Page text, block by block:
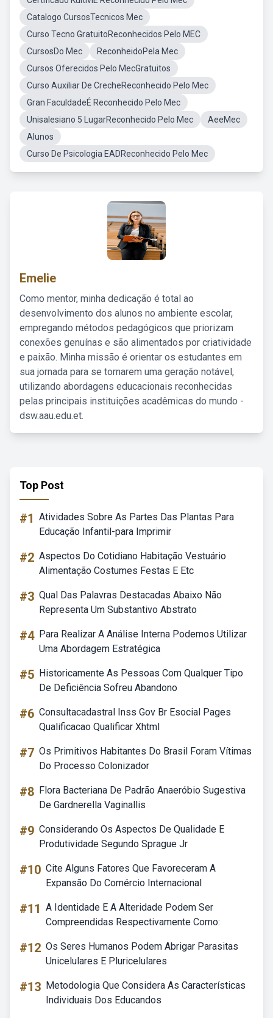
Catalogo CursosTecnicos Mec
Curso Tecno GratuitoReconhecidos Pelo MEC
CursosDo Mec
ReconheidoPela Mec
Cursos Oferecidos Pelo MecGratuitos
Curso Auxiliar De CrecheReconhecido Pelo Mec
Gran FaculdadeÉ Reconhecido Pelo Mec
Unisalesiano 5 LugarReconhecido Pelo Mec
AeeMec
Alunos
Curso De Psicologia EADReconhecido Pelo Mec
Emelie
Como mentor, minha dedicação é total ao
desenvolvimento dos alunos no ambiente escolar,
empregando métodos pedagógicos que priorizam
conexões genuínas e são alimentados por criatividade
e paixão. Minha missão é orientar os estudantes em
sua jornada para se tornarem uma geração notável,
utilizando abordagens educacionais reconhecidas
pelas principais instituições acadêmicas do mundo -
dsw.aau.edu.et.
Top Post
#1 Atividades Sobre As Partes Das Plantas Para
Educação Infantil-para Imprimir
#2 Aspectos Do Cotidiano Habitação Vestuário
Alimentação Costumes Festas E Etc
#3 Qual Das Palavras Destacadas Abaixo Não
Representa Um Substantivo Abstrato
#4 Para Realizar A Análise Interna Podemos Utilizar
Uma Abordagem Estratégica
#5 Historicamente As Pessoas Com Qualquer Tipo
De Deficiência Sofreu Abandono
#6 Consultacadastral Inss Gov Br Esocial Pages
Qualificacao Qualificar Xhtml
#7 Os Primitivos Habitantes Do Brasil Foram Vítimas
Do Processo Colonizador
#8 Flora Bacteriana De Padrão Anaeróbio Sugestiva
De Gardnerella Vaginallis
#9 Considerando Os Aspectos De Qualidade E
Produtividade Segundo Sprague Jr
#10 Cite Alguns Fatores Que Favoreceram A
Expansão Do Comércio Internacional
#11 A Identidade E A Alteridade Podem Ser
Compreendidas Respectivamente Como:
#12 Os Seres Humanos Podem Abrigar Parasitas
Unicelulares E Pluricelulares
#13 Metodologia Que Considera As Características
Individuais Dos Educandos